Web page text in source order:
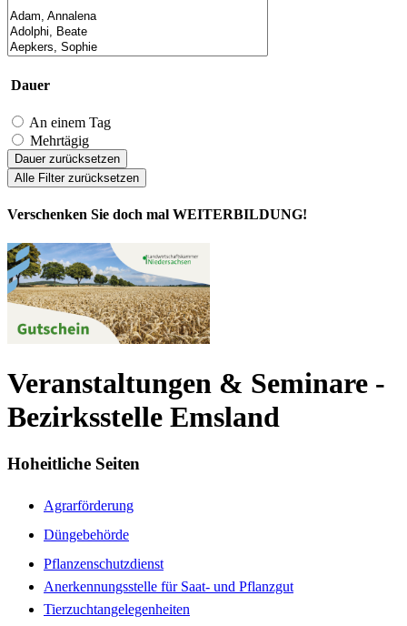
Dauer
An einem Tag
Mehrtägig
Dauer zurücksetzen
Alle Filter zurücksetzen
Verschenken Sie doch mal WEITERBILDUNG!
Veranstaltungen & Seminare -
Bezirksstelle Emsland
Hoheitliche Seiten
Agrarförderung
Düngebehörde
Pflanzenschutzdienst
Anerkennungsstelle für Saat- und Pflanzgut
Tierzuchtangelegenheiten